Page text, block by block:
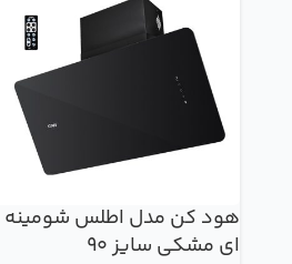
هود کن مدل اطلس شومینه
ای مشکی سایز 90